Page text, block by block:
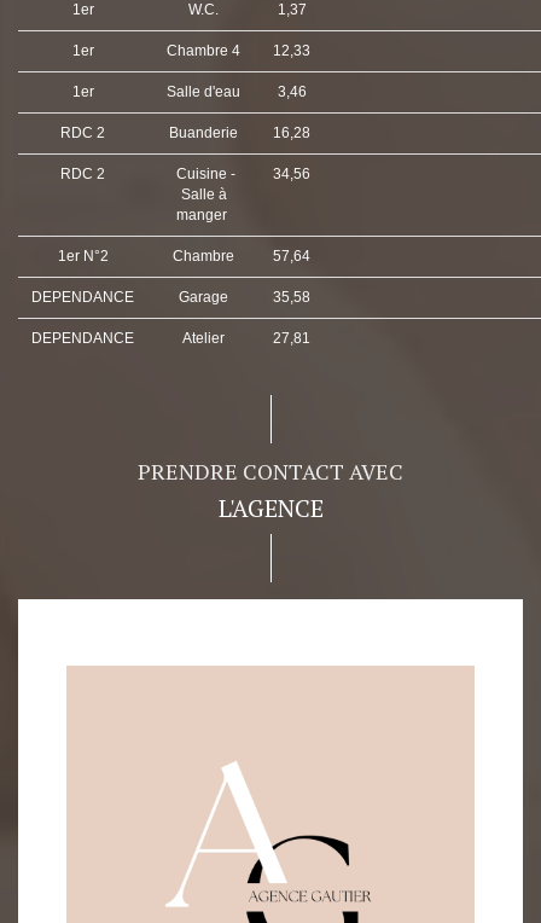
1er W.C. 1,37
1er Chambre 4 12,33
1er Salle d'eau 3,46
RDC 2 Buanderie 16,28
RDC 2
Cuisine -
Salle à
manger
34,56
1er N°2 Chambre 57,64
DEPENDANCE Garage 35,58
DEPENDANCE Atelier 27,81
PRENDRE CONTACT AVEC
L'AGENCE